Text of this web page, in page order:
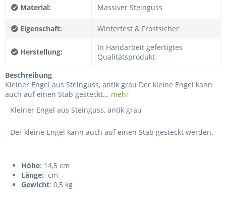
Material: Massiver Steinguss
Eigenschaft: Winterfest & Frostsicher
Herstellung:
In Handarbeit gefertigtes
Qualitätsprodukt
Beschreibung
Kleiner Engel aus Steinguss, antik grau Der kleine Engel kann
auch auf einen Stab gesteckt... mehr
Kleiner Engel aus Steinguss, antik grau
Der kleine Engel kann auch auf einen Stab gesteckt werden.
Höhe: 14,5 cm
Länge: cm
Gewicht: 0,5 kg